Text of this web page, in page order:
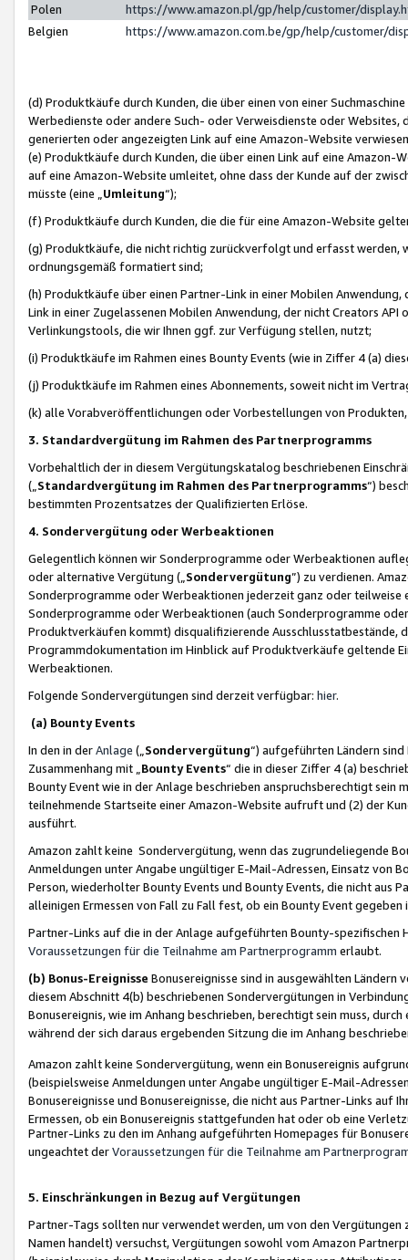
Polen
https://www.amazon.pl/gp/help/customer/
Belgien
https://www.amazon.com.be/gp/help/customer/
(d) Produktkäufe durch Kunden, die über einen von einer
Werbedienste oder andere Such- oder Verweisdienste oder Websites,
generierten oder angezeigten Link auf eine Amazon-Website
(e) Produktkäufe durch Kunden, die über einen Link auf eine
auf eine Amazon-Website umleitet, ohne dass der Kunde auf der
müsste (eine „ Umleitung“);
(f) Produktkäufe durch Kunden, die die für eine Amazon-Website
(g) Produktkäufe, die nicht richtig zurückverfolgt und erfasst werden,
ordnungsgemäß formatiert sind;
(h) Produktkäufe über einen Partner-Link in einer Mobilen
Link in einer Zugelassenen Mobilen Anwendung, der nicht Creators
Verlinkungstools, die wir Ihnen ggf. zur Verfügung stellen, nutzt;
(i) Produktkäufe im Rahmen eines Bounty Events (wie in Ziffer 4 (a)
(j) Produktkäufe im Rahmen eines Abonnements, soweit nicht im
(k) alle Vorabveröffentlichungen oder Vorbestellungen von
3. Standardvergütung im Rahmen des Partnerprogramms
Vorbehaltlich der in diesem Vergütungskatalog beschriebenen
(„ Standardvergütung im Rahmen des Partnerprogramms“)
bestimmten Prozentsatzes der Qualifizierten Erlöse.
4. Sondervergütung oder Werbeaktionen
Gelegentlich können wir Sonderprogramme oder Werbeaktionen
oder alternative Vergütung („ Sondervergütung”) zu verdienen.
Sonderprogramme oder Werbeaktionen jederzeit ganz oder
Sonderprogramme oder Werbeaktionen (auch Sonderprogramme
Produktverkäufen kommt) disqualifizierende Ausschlusstatbestände,
Programmdokumentation im Hinblick auf Produktverkäufe geltende
Werbeaktionen.
Folgende Sondervergütungen sind derzeit verfügbar: hier.
(a) Bounty Events
In den in derAnlage („ Sondervergütung“) aufgeführten Ländern
Zusammenhang mit „ Bounty Events“ die in dieser Ziffer 4 (a)
Bounty Event wie in der Anlage beschrieben anspruchsberechtigt sein
teilnehmende Startseite einer Amazon-Website aufruft und (2) der
ausführt.
Amazon zahlt keine Sondervergütung, wenn das zugrundeliegende
Anmeldungen unter Angabe ungültiger E-Mail-Adressen, Einsatz von
Person, wiederholter Bounty Events und Bounty Events, die nicht
alleinigen Ermessen von Fall zu Fall fest, ob ein Bounty Event
Partner-Links auf die in der Anlage aufgeführten Bounty-spezifischen
Voraussetzungen für die Teilnahme am Partnerprogramm erlaubt.
(b) Bonus-Ereignisse Bonusereignisse sind in ausgewählten Ländern
diesem Abschnitt 4(b) beschriebenen Sondervergütungen in
Bonusereignis, wie im Anhang beschrieben, berechtigt sein muss,
während der sich daraus ergebenden Sitzung die im Anhang
Amazon zahlt keine Sondervergütung, wenn ein Bonusereignis
(beispielsweise Anmeldungen unter Angabe ungültiger E-Mail-
Bonusereignisse und Bonusereignisse, die nicht aus Partner-Links auf
Ermessen, ob ein Bonusereignis stattgefunden hat oder ob eine
Partner-Links zu den im Anhang aufgeführten Homepages für
ungeachtet derVoraussetzungen für die Teilnahme am
5. Einschränkungen in Bezug auf Vergütungen
Partner-Tags sollten nur verwendet werden, um von den
Namen handelt) versuchst, Vergütungen sowohl vom Amazon